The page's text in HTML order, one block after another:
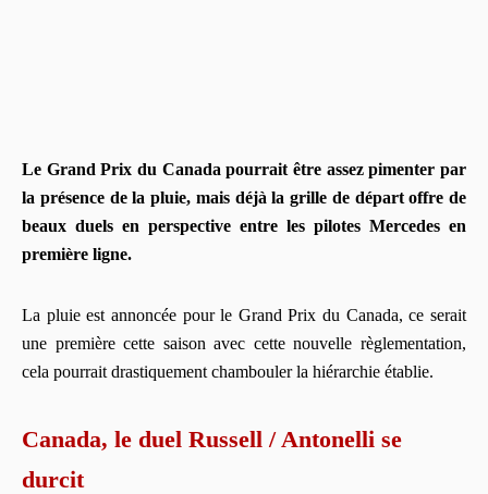
Le Grand Prix du Canada pourrait être assez pimenter par
la présence de la pluie, mais déjà la grille de départ offre de
beaux duels en perspective entre les pilotes Mercedes en
première ligne.
La pluie est annoncée pour le Grand Prix du Canada, ce serait
une première cette saison avec cette nouvelle règlementation,
cela pourrait drastiquement chambouler la hiérarchie établie.
Canada, le duel Russell / Antonelli se
durcit